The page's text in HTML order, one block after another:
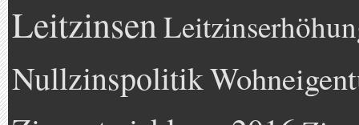
Leitzinsen
Nullzinspolitik